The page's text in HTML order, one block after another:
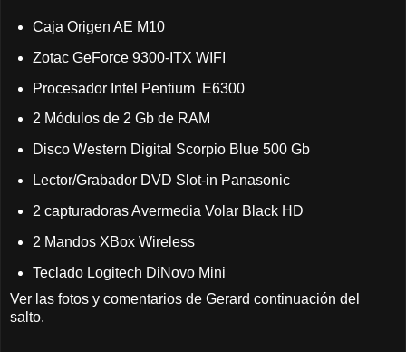
Caja Origen AE M10
Zotac GeForce 9300-ITX WIFI
Procesador Intel Pentium E6300
2 Módulos de 2 Gb de RAM
Disco Western Digital Scorpio Blue 500 Gb
Lector/Grabador DVD Slot-in Panasonic
2 capturadoras Avermedia Volar Black HD
2 Mandos XBox Wireless
Teclado Logitech DiNovo Mini
Ver las fotos y comentarios de Gerard continuación del
salto.